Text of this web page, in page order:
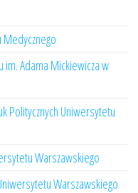
im. Adama Mickiewicza w
Politycznych Uniwersytetu
Warszawskiego
Warszawskiego